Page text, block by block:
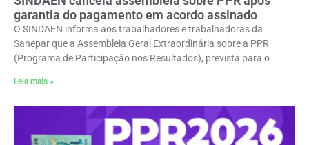
garantia do pagamento em acordo assinado
O SINDAEN informa aos trabalhadores e trabalhadoras da
Sanepar que a Assembleia Geral Extraordinária sobre a PPR
(Programa de Participação nos Resultados), prevista para o
Leia mais »